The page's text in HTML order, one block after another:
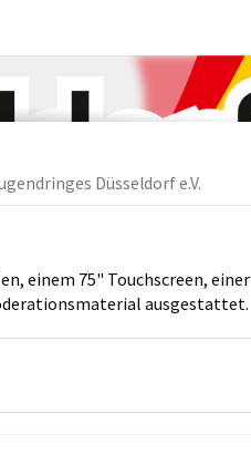
Düsseldorf e.V.
einem 75" Touchscreen, einer
ausgestattet.